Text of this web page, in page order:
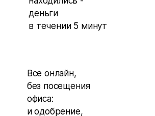
деньги
в течении 5 минут
Все онлайн,
без посещения
офиса:
и одобрение,